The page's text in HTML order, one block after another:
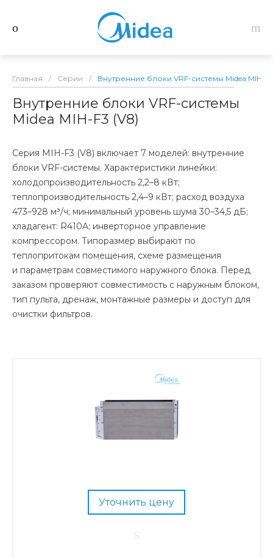
Главная / Серии / Внутренние блоки VRF-системы Midea MIH-
Внутренние блоки VRF-системы
Midea MIH-F3 (V8)
Серия MIH-F3 (V8) включает 7 моделей: внутренние
блоки VRF-системы. Характеристики линейки:
холодопроизводительность 2,2–8 кВт;
теплопроизводительность 2,4–9 кВт; расход воздуха
473–928 м³/ч; минимальный уровень шума 30–34,5 дБ;
хладагент: R410A; инверторное управление
компрессором. Типоразмер выбирают по
теплопритокам помещения, схеме размещения
и параметрам совместимого наружного блока. Перед
заказом проверяют совместимость с наружным блоком,
тип пульта, дренаж, монтажные размеры и доступ для
очистки фильтров.
Уточнить цену